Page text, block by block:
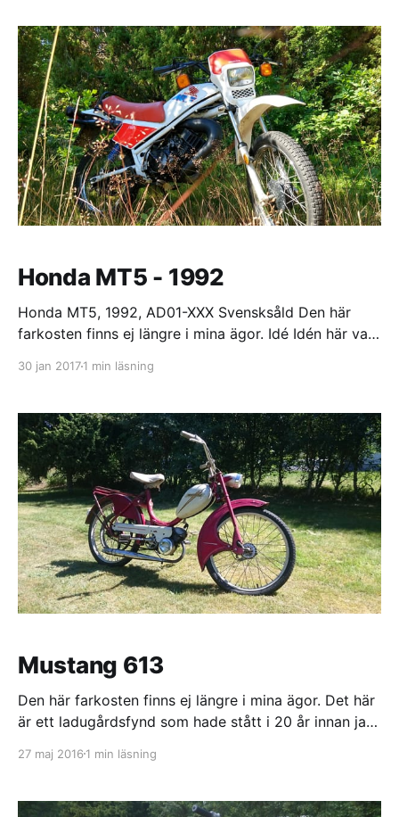
pipe Drevning: 12-33 Toppfart: ≅55 km/h
Honda MT5 - 1992
Honda MT5, 1992, AD01-XXX Svensksåld Den här
farkosten finns ej längre i mina ägor. Idé Idén här var
som den var lanserad original i Japan. Dvs 50cc med
30 jan 20171 min läsning
Mustang 613
Den här farkosten finns ej längre i mina ägor. Det här
är ett ladugårdsfynd som hade stått i 20 år innan jag
remdrift, Zündapp-motor och en härlig patina. Väl
luft och slog
27 maj 2016 1 min läsning